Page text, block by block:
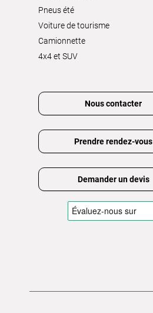
Pneus été
Voiture de tourisme
Camionnette
4x4 et SUV
Nous contacter
Prendre rendez-vous
Demander un devis